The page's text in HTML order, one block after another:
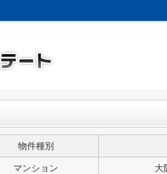
物件種別
マンション 大